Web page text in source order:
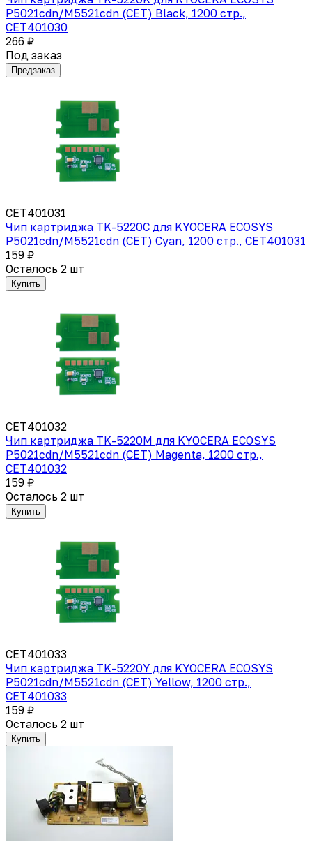
P5021cdn/M5521cdn (CET) Black, 1200 стр.,
CET401030
266 ₽
Под заказ
Предзаказ
CET401031
Чип картриджа TK-5220C для KYOCERA ECOSYS
P5021cdn/M5521cdn (CET) Cyan, 1200 стр., CET401031
159 ₽
Осталось 2 шт
Купить
CET401032
Чип картриджа TK-5220M для KYOCERA ECOSYS
P5021cdn/M5521cdn (CET) Magenta, 1200 стр.,
CET401032
159 ₽
Осталось 2 шт
Купить
CET401033
Чип картриджа TK-5220Y для KYOCERA ECOSYS
P5021cdn/M5521cdn (CET) Yellow, 1200 стр.,
CET401033
159 ₽
Осталось 2 шт
Купить